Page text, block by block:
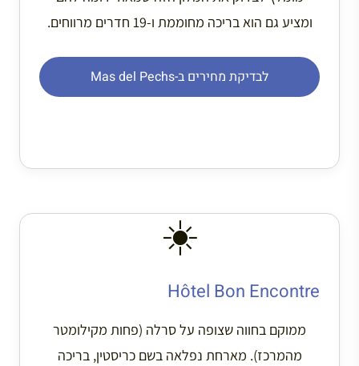
ומציע גם הוא בריכה מחוממת ו-19 חדרים מרווחים.
לבדיקת מחירים ב-Mas del Pechs
☀️
Hôtel Bon Encontre
ממוקם בחווה שצופה על סרלה (פחות מקילומטר
מהמרכז). מארחת נפלאה בשם כריסטין, בריכה